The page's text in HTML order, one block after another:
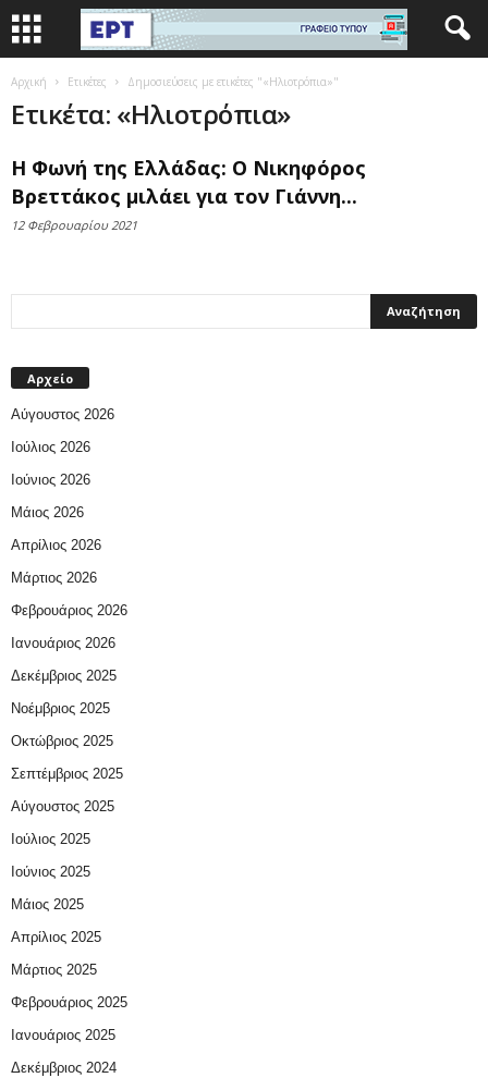
Αρχική Ετικέτες Δημοσιεύσεις με ετικέτες "«Ηλιοτρόπια»"
Ετικέτα: «Ηλιοτρόπια»
Η Φωνή της Ελλάδας: Ο Νικηφόρος
Βρεττάκος μιλάει για τον Γιάννη...
12 Φεβρουαρίου 2021
Αρχείο
Αύγουστος 2026
Ιούλιος 2026
Ιούνιος 2026
Μάιος 2026
Απρίλιος 2026
Μάρτιος 2026
Φεβρουάριος 2026
Ιανουάριος 2026
Δεκέμβριος 2025
Νοέμβριος 2025
Οκτώβριος 2025
Σεπτέμβριος 2025
Αύγουστος 2025
Ιούλιος 2025
Ιούνιος 2025
Μάιος 2025
Απρίλιος 2025
Μάρτιος 2025
Φεβρουάριος 2025
Ιανουάριος 2025
Δεκέμβριος 2024